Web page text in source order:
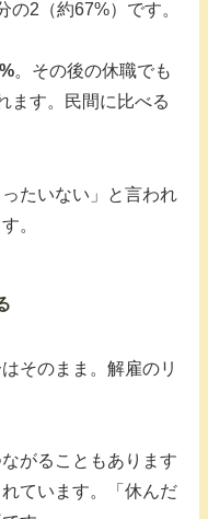
2（約67%）です。
。その後の休職でも
ます。民間に比べる
たいない」と言われ
。
そのまま。解雇のリ
がることもあります
ています。「休んだ